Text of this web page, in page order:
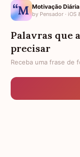
PARA VOCÊ
AGRADECIMENTO
FRASES
FORTALECER O SEU
E A SUA FÉ
MENSAGENS DE
PARA MOTIVAR
AMIGA QUE
Motivação
by Pensador · iOS
Palavras que
precisar
Receba uma frase de